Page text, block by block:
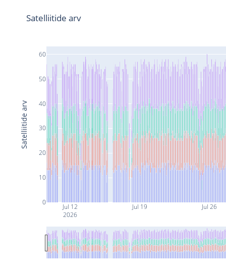
Jul 12
2026
Jul 19 Jul 26
0
10
20
30
40
50
60
Satelliitide arv
Satelliitide arv